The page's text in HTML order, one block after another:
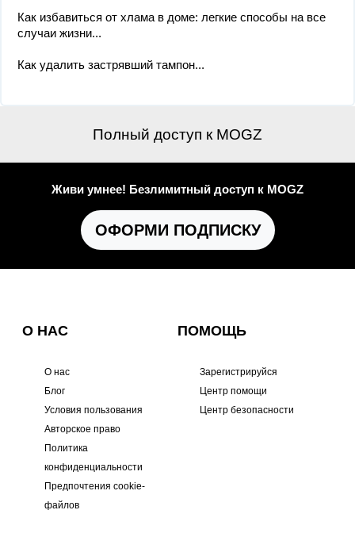
Как избавиться от хлама в доме: легкие способы на все
случаи жизни...
Как удалить застрявший тампон...
Полный доступ к MOGZ
Живи умнее! Безлимитный доступ к MOGZ
ОФОРМИ ПОДПИСКУ
О НАС
О нас
Блог
Условия пользования
Авторское право
Политика
конфиденциальности
Предпочтения cookie-
файлов
ПОМОЩЬ
Зарегистрируйся
Центр помощи
Центр безопасности